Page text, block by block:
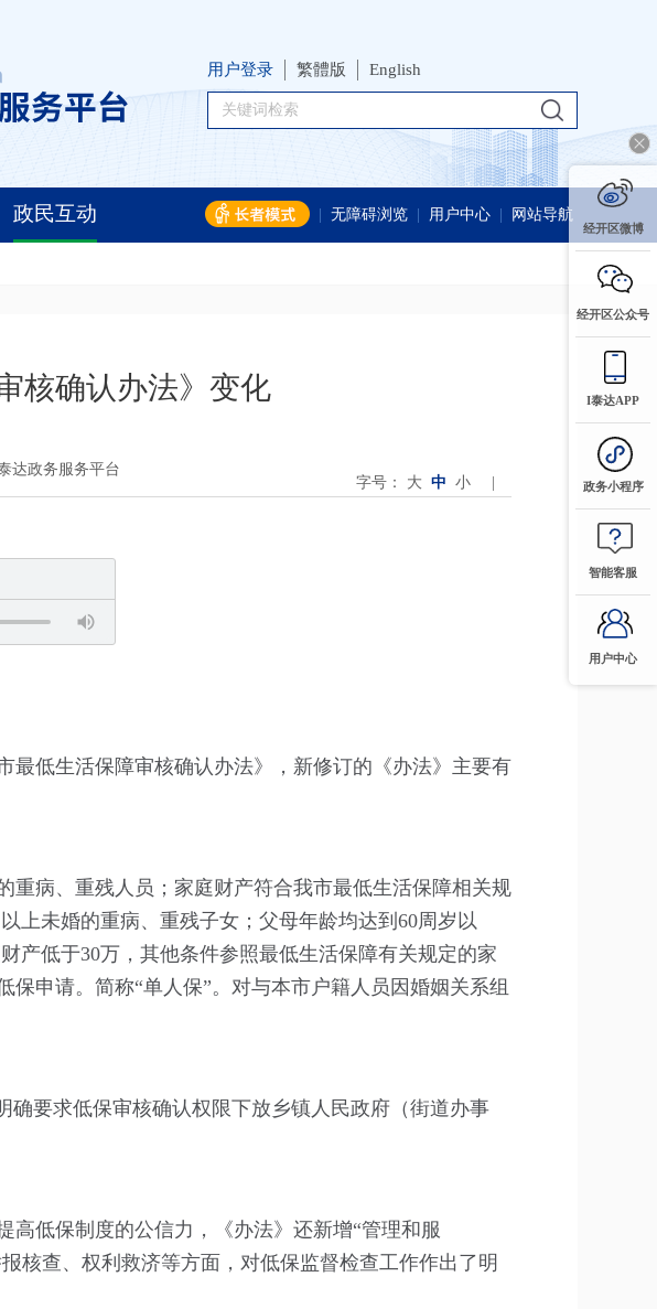
用户登录 繁體版 English
政民互动 无障碍浏览 用户中心 网站导航
核确认办法》变化
达政务服务平台
字号： 大 中 小
最低生活保障审核确认办法》，新修订的《办法》主要有
病、重残人员；家庭财产符合我市最低生活保障相关规
上未婚的重病、重残子女；父母年龄均达到60周岁以
产低于30万，其他条件参照最低生活保障有关规定的家
申请。简称“单人保”。对与本市户籍人员因婚姻关系组
确要求低保审核确认权限下放乡镇人民政府（街道办事
低保制度的公信力，《办法》还新增“管理和服
核查、权利救济等方面，对低保监督检查工作作出了明
经开区微博
经开区公众号
I泰达APP
政务小程序
智能客服
用户中心